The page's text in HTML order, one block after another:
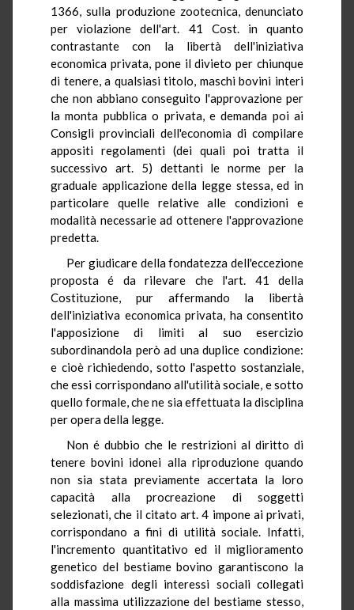
1366, sulla produzione zootecnica, denunciato
per violazione dell'art. 41 Cost. in quanto
contrastante con la libertà dell'iniziativa
economica privata, pone il divieto per chiunque
di tenere, a qualsiasi titolo, maschi bovini interi
che non abbiano conseguito l'approvazione per
la monta pubblica o privata, e demanda poi ai
Consigli provinciali dell'economia di compilare
appositi regolamenti (dei quali poi tratta il
successivo art. 5) dettanti le norme per la
graduale applicazione della legge stessa, ed in
particolare quelle relative alle condizioni e
modalità necessarie ad ottenere l'approvazione
predetta.
Per giudicare della fondatezza dell'eccezione
proposta é da rilevare che l'art. 41 della
Costituzione, pur affermando la libertà
dell'iniziativa economica privata, ha consentito
l'apposizione di limiti al suo esercizio
subordinandola però ad una duplice condizione:
e cioè richiedendo, sotto l'aspetto sostanziale,
che essi corrispondano all'utilità sociale, e sotto
quello formale, che ne sia effettuata la disciplina
per opera della legge.
Non é dubbio che le restrizioni al diritto di
tenere bovini idonei alla riproduzione quando
non sia stata previamente accertata la loro
capacità alla procreazione di soggetti
selezionati, che il citato art. 4 impone ai privati,
corrispondano a fini di utilità sociale. Infatti,
l'incremento quantitativo ed il miglioramento
genetico del bestiame bovino garantiscono la
soddisfazione degli interessi sociali collegati
alla massima utilizzazione del bestiame stesso,